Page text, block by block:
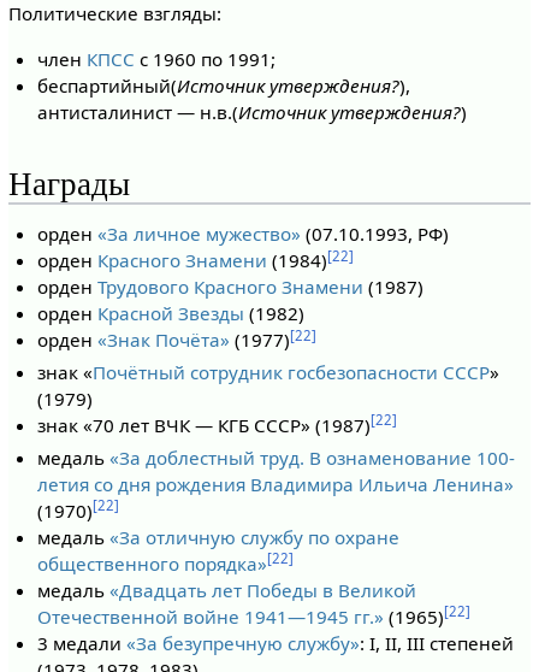
Политические взгляды:
член КПСС с 1960 по 1991;
беспартийный(Источник утверждения?),
антисталинист — н.в.(Источник утверждения?)
Награды
орден«За личное мужество» (07.10.1993, РФ)
орден Красного Знамени (1984)[22]
орденТрудового Красного Знамени (1987)
орден Красной Звезды (1982)
орден«Знак Почёта» (1977)[22]
знак «Почётный сотрудник госбезопасности СССР»
(1979)
знак «70 лет ВЧК — КГБ СССР» (1987)[22]
медаль«За доблестный труд. В ознаменование 100-
летия со дня рождения Владимира Ильича Ленина»
(1970)[22]
медаль«За отличную службу по охране
общественного порядка»[22]
медаль«Двадцать лет Победы в Великой
Отечественной войне 1941—1945 гг.» (1965)[22]
3 медали«За безупречную службу»: I, II, III степеней